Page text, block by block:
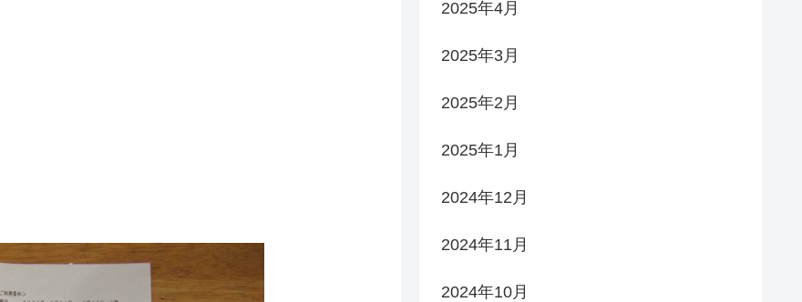
2025年4月
2025年3月
2025年2月
2025年1月
2024年12月
2024年11月
2024年10月